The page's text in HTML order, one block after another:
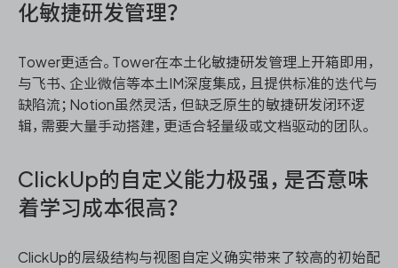
化敏捷研发管理？
Tower更适合。Tower在本土化敏捷研发管理上开箱即用，
与飞书、企业微信等本土IM深度集成，且提供标准的迭代与
缺陷流；Notion虽然灵活，但缺乏原生的敏捷研发闭环逻
辑，需要大量手动搭建，更适合轻量级或文档驱动的团队。
ClickUp的自定义能力极强，是否意味
着学习成本很高？
ClickUp的层级结构与视图自定义确实带来了较高的初始配